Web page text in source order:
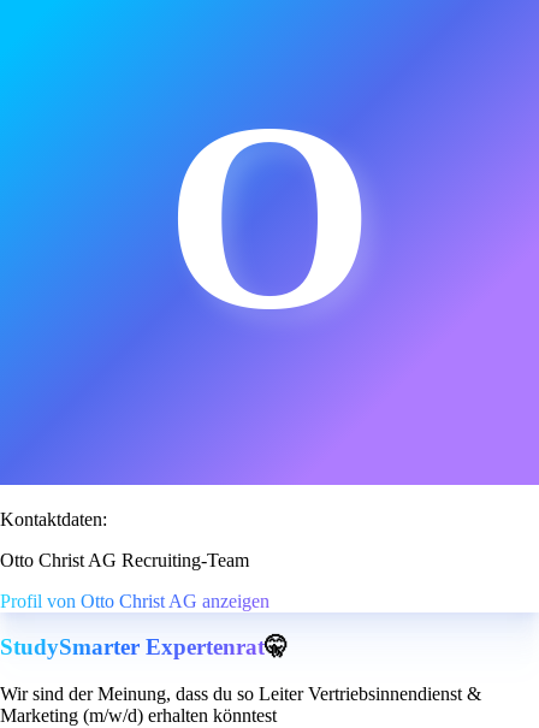
O
Kontaktdaten:
Otto Christ AG Recruiting-Team
Profil von Otto Christ AG anzeigen
StudySmarter Expertenrat🤫
Wir sind der Meinung, dass du so Leiter Vertriebsinnendienst &
Marketing (m/w/d) erhalten könntest